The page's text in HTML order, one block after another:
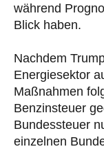
während
Blick haben.
Nachdem
Energiesektor
Maßnahmen
Benzinsteuer
Bundessteuer
einzelnen